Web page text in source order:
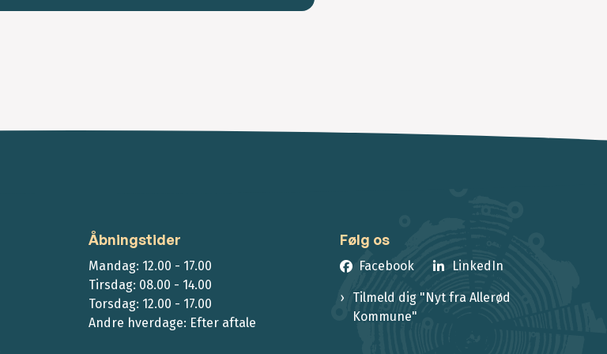
Åbningstider
Mandag: 12.00 - 17.00
Tirsdag: 08.00 - 14.00
Torsdag: 12.00 - 17.00
Andre hverdage: Efter aftale
Følg os
Facebook LinkedIn
Tilmeld dig "Nyt fra Allerød
Kommune"